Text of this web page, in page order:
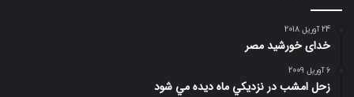
24 آوریل 2018
خدای خورشید مصر
6 آوریل 2009
زحل امشب در نزديكي ماه ديده مي شود